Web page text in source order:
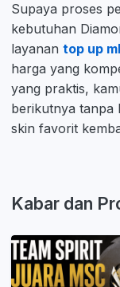
Supaya proses
kebutuhan
layanan top up
harga yang
yang praktis,
berikutnya tanpa
skin favorit
Kabar dan